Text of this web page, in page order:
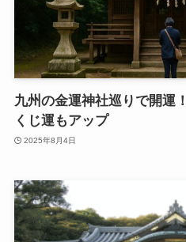
九州の金運神社巡りで開運
くじ運もアップ
2025年8月4日